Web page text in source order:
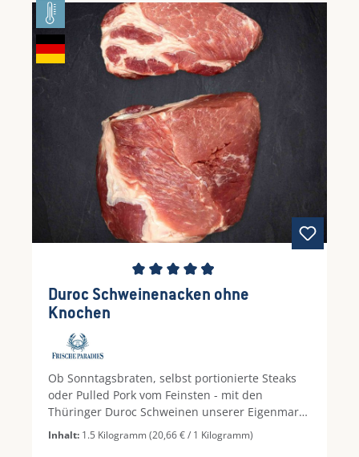
Durchschnittliche Bewertung von 4.89 von 5
Duroc Schweinenacken ohne
Knochen
Ob Sonntagsbraten, selbst portionierte Steaks
oder Pulled Pork vom Feinsten - mit den
Thüringer Duroc Schweinen unserer Eigenmarke
Frischeparadies versorgen wir Sie in jeder
Situation mit Fleischgenuss der Extraklasse.
Inhalt: 1.5 Kilogramm(20,66 € / 1 Kilogramm)